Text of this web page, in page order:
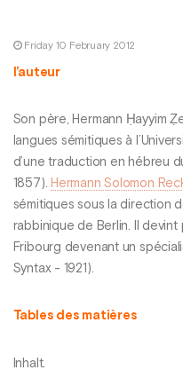
Friday 10 February 2012
l’auteur
Son père, Hermann Ḥayyim
langues sémitiques à
d’une traduction en hébreu
1857). Hermann Solomon
sémitiques sous la direction
rabbinique de Berlin. Il devint
Fribourg devenant un
Syntax - 1921).
Tables des matières
Inhalt.